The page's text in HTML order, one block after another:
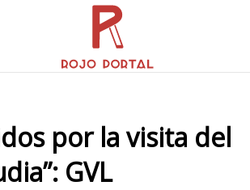
por la visita del
GVL